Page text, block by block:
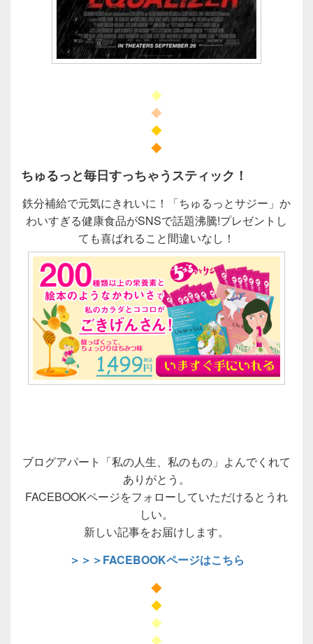
◆
◆
◆
◆
ちゅるっと毎日すっちゃうスティック！
鉄分補給で元気にきれいに！「ちゅるっとサジー」か
わいすぎる健康食品がSNSで話題沸騰!プレゼントし
ても喜ばれること間違いなし！
ブログアパート「私の人生、私のもの」よんでくれて
ありがとう。
FACEBOOKページをフォローしていただけるとうれ
しい。
新しい記事をお届けします。
＞＞＞FACEBOOKページはこちら
◆
◆
◆
◆